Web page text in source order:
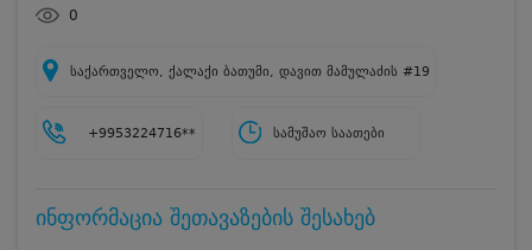
0
საქართველო, ქალაქი ბათუმი, დავით მამულაძის #19
+9953224716** სამუშაო საათები
ინფორმაცია შეთავაზების შესახებ